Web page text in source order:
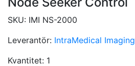
SKU: IMI NS-2000
Leverantör: IntraMedical Imaging
Kvantitet: 1